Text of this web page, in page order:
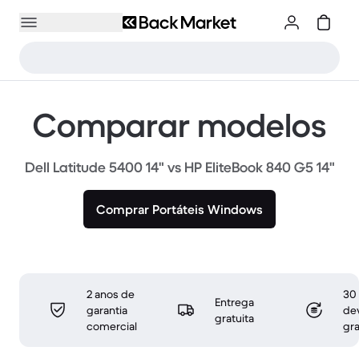
Comparar modelos
Dell Latitude 5400 14" vs HP EliteBook 840 G5 14"
Comprar Portáteis Windows
2 anos de
garantia
comercial
Entrega
gratuita
30